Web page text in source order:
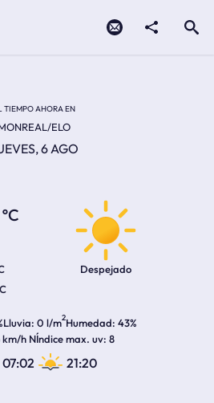
TIEMPO AHORA EN
ELO
6 AGO
Despejado
Lluvia 0 l/m2Humedad 43%
km/h NÍndice max. uv 8
07:02 21:20